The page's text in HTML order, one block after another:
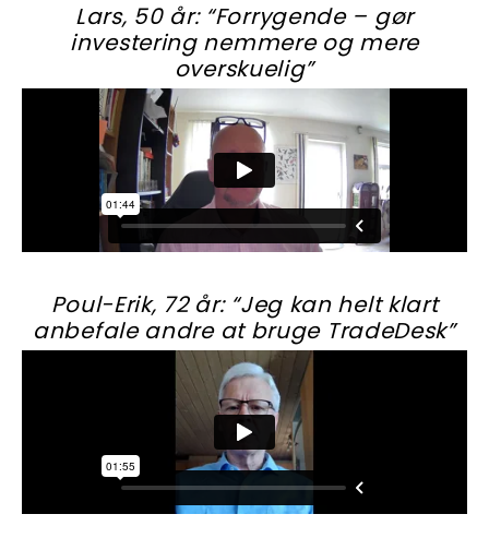
Lars, 50 år: “Forrygende – gør
investering nemmere og mere
overskuelig”
Poul-Erik, 72 år: “Jeg kan helt klart
anbefale andre at bruge TradeDesk”